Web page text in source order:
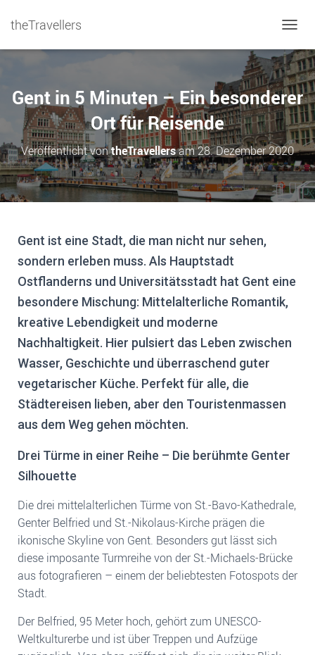
theTravellers
Gent in 5 Minuten – Ein besonderer
Ort für Reisende
Veröffentlicht vontheTravellersam28. Dezember 2020
Gent ist eine Stadt, die man nicht nur sehen,
sondern erleben muss. Als Hauptstadt
Ostflanderns und Universitätsstadt hat Gent eine
besondere Mischung: Mittelalterliche Romantik,
kreative Lebendigkeit und moderne
Nachhaltigkeit. Hier pulsiert das Leben zwischen
Wasser, Geschichte und überraschend guter
vegetarischer Küche. Perfekt für alle, die
Städtereisen lieben, aber den Touristenmassen
aus dem Weg gehen möchten.
Drei Türme in einer Reihe – Die berühmte Genter
Silhouette
Die drei mittelalterlichen Türme von St.-Bavo-Kathedrale,
Genter Belfried und St.-Nikolaus-Kirche prägen die
ikonische Skyline von Gent. Besonders gut lässt sich
diese imposante Turmreihe von der St.-Michaels-Brücke
aus fotografieren – einem der beliebtesten Fotospots der
Stadt.
Der Belfried, 95 Meter hoch, gehört zum UNESCO-
Weltkulturerbe und ist über Treppen und Aufzüge